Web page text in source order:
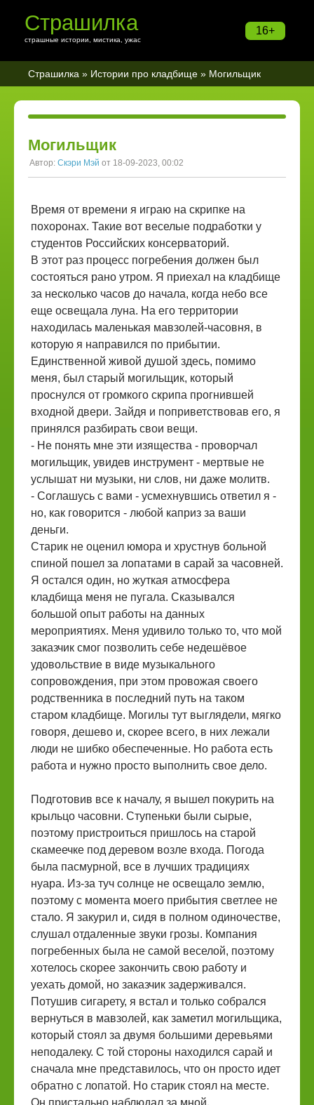
16+
Страшилка
страшные истории, мистика, ужас
Страшилка » Истории про кладбище » Могильщик
Могильщик
Автор: Скэри Мэй от 18-09-2023, 00:02
Время от времени я играю на скрипке на
похоронах. Такие вот веселые подработки у
студентов Российских консерваторий.
В этот раз процесс погребения должен был
состояться рано утром. Я приехал на кладбище
за несколько часов до начала, когда небо все
еще освещала луна. На его территории
находилась маленькая мавзолей-часовня, в
которую я направился по прибытии.
Единственной живой душой здесь, помимо
меня, был старый могильщик, который
проснулся от громкого скрипа прогнившей
входной двери. Зайдя и поприветствовав его, я
принялся разбирать свои вещи.
- Не понять мне эти изящества - проворчал
могильщик, увидев инструмент - мертвые не
услышат ни музыки, ни слов, ни даже молитв.
- Соглашусь с вами - усмехнувшись ответил я -
но, как говорится - любой каприз за ваши
деньги.
Старик не оценил юмора и хрустнув больной
спиной пошел за лопатами в сарай за часовней.
Я остался один, но жуткая атмосфера
кладбища меня не пугала. Сказывался
большой опыт работы на данных
мероприятиях. Меня удивило только то, что мой
заказчик смог позволить себе недешёвое
удовольствие в виде музыкального
сопровождения, при этом провожая своего
родственника в последний путь на таком
старом кладбище. Могилы тут выглядели, мягко
говоря, дешево и, скорее всего, в них лежали
люди не шибко обеспеченные. Но работа есть
работа и нужно просто выполнить свое дело.
Подготовив все к началу, я вышел покурить на
крыльцо часовни. Ступеньки были сырые,
поэтому пристроиться пришлось на старой
скамеечке под деревом возле входа. Погода
была пасмурной, все в лучших традициях
нуара. Из-за туч солнце не освещало землю,
поэтому с момента моего прибытия светлее не
стало. Я закурил и, сидя в полном одиночестве,
слушал отдаленные звуки грозы. Компания
погребенных была не самой веселой, поэтому
хотелось скорее закончить свою работу и
уехать домой, но заказчик задерживался.
Потушив сигарету, я встал и только собрался
вернуться в мавзолей, как заметил могильщика,
который стоял за двумя большими деревьями
неподалеку. С той стороны находился сарай и
сначала мне представилось, что он просто идет
обратно с лопатой. Но старик стоял на месте.
Он пристально наблюдал за мной.